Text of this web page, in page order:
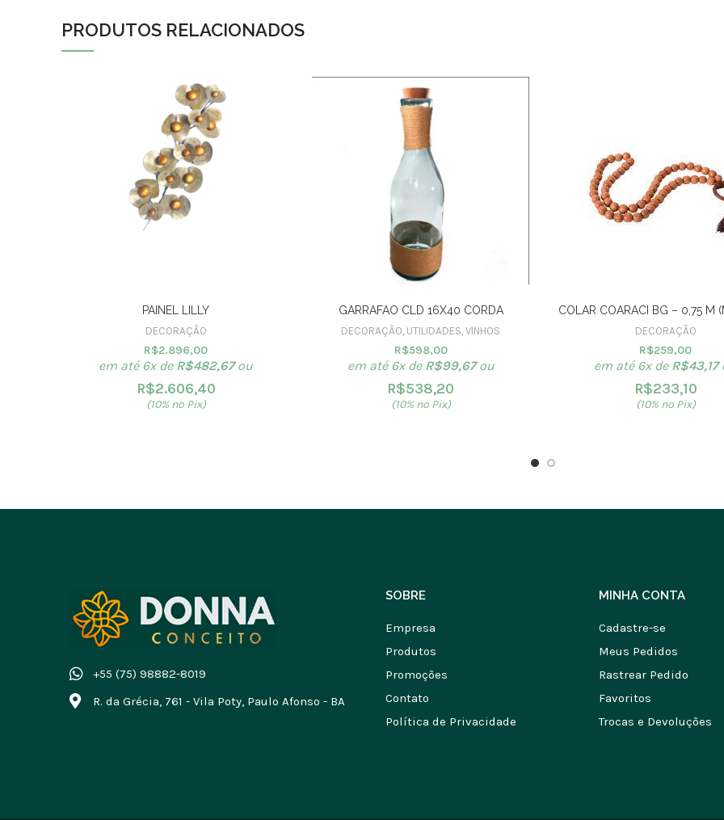
PRODUTOS RELACIONADOS
PAINEL LILLY
DECORAÇÃO
R$2.896,00
em até 6x de R$482,67ou
R$2.606,40
(10% no Pix)
GARRAFAO CLD 16X40 CORDA
DECORAÇÃO UTILIDADES VINHOS
R$598,00
em até 6x de R$99,67ou
R$538,20
(10% no Pix)
COLAR COARACI BG – 0,75 M
DECORAÇÃO
R$259,00
em até 6x de R$43,17
R$233,10
(10% no Pix)
+55 (75) 98882-8019
R. da Grécia, 761 - Vila Poty, Paulo Afonso - BA
SOBRE
Empresa
Produtos
Promoções
Contato
Política de Privacidade
MINHA CONTA
Cadastre-se
Meus Pedidos
Rastrear Pedido
Favoritos
Trocas e Devoluções